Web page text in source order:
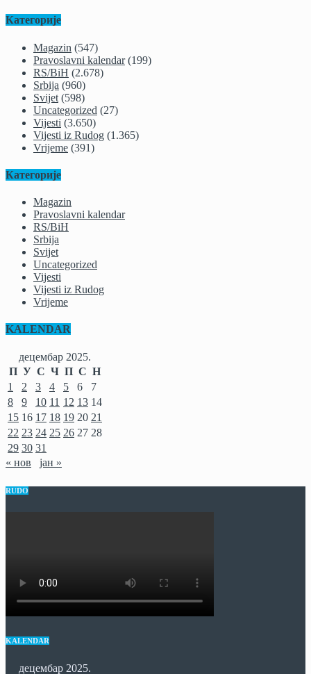
Категорије
Magazin (547)
Pravoslavni kalendar(199)
RS/BiH (2.678)
Srbija (960)
Svijet (598)
Uncategorized (27)
Vijesti (3.650)
Vijesti iz Rudog (1.365)
Vrijeme (391)
Категорије
Magazin
Pravoslavni kalendar
RS/BiH
Srbija
Svijet
Uncategorized
Vijesti
Vijesti iz Rudog
Vrijeme
KALENDAR
децембар 2025.
П У С Ч П С Н
1
2 3 4 5 6
7
8
9 10 11 12 13 14
15 16 17 18 19 20 21
22 23 24 25 26 27 28
29 30 31
« нов
јан »
RUDO
KALENDAR
децембар 2025.